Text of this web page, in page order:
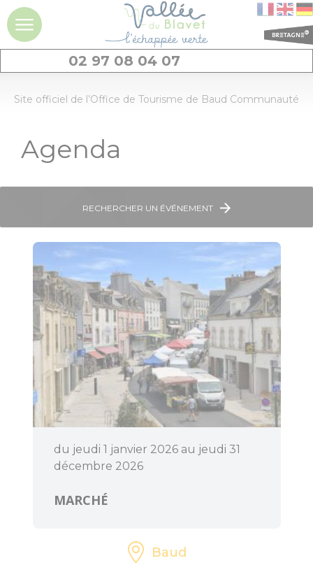
journée
Les
incontournables
Géants de pierres
: menhirs et
dolmens
Patrimoine,
chapelles et leurs
mystères
Jardins et
02 97 08 04 07
Site officiel de l’Office de Tourisme de Baud Communauté
Agenda
RECHERCHER UN ÉVÉNEMENT
du jeudi 1 janvier 2026 au jeudi 31
décembre 2026
MARCHÉ
Baud